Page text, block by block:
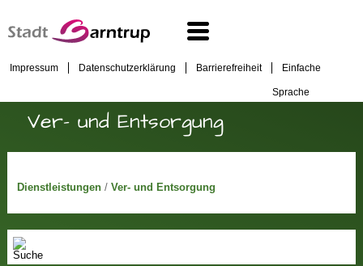
Impressum Datenschutzerklärung Barrierefreiheit Einfache
Sprache
Ver- und Entsorgung
Dienstleistungen/ Ver- und Entsorgung